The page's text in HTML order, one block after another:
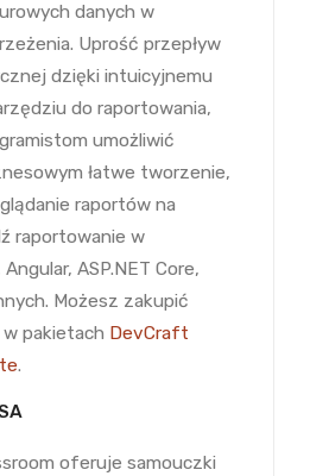
danych w
Uprość przepływ
dzięki intuicyjnemu
do raportowania,
umożliwić
łatwe tworzenie,
raportów na
raportowanie w
ASP.NET Core,
Możesz zakupić
pakietach DevCraft
.
oferuje samouczki